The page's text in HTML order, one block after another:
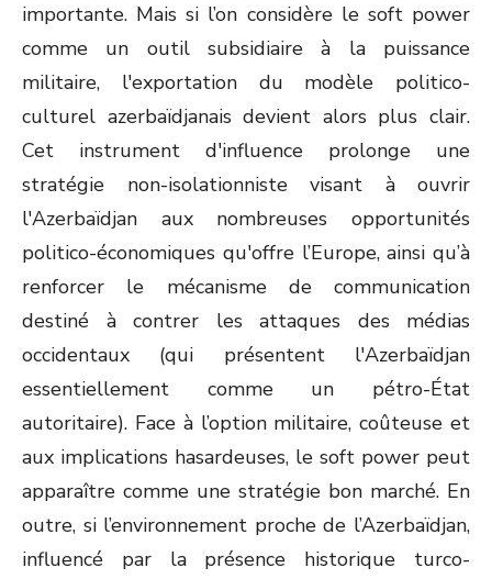
importante. Mais si l’on considère le soft power
comme un outil subsidiaire à la puissance
militaire, l'exportation du modèle politico-
culturel azerbaïdjanais devient alors plus clair.
Cet instrument d'influence prolonge une
stratégie non-isolationniste visant à ouvrir
l'Azerbaïdjan aux nombreuses opportunités
politico-économiques qu'offre l’Europe, ainsi qu’à
renforcer le mécanisme de communication
destiné à contrer les attaques des médias
occidentaux (qui présentent l'Azerbaïdjan
essentiellement comme un pétro-État
autoritaire). Face à l’option militaire, coûteuse et
aux implications hasardeuses, le soft power peut
apparaître comme une stratégie bon marché. En
outre, si l’environnement proche de l’Azerbaïdjan,
influencé par la présence historique turco-